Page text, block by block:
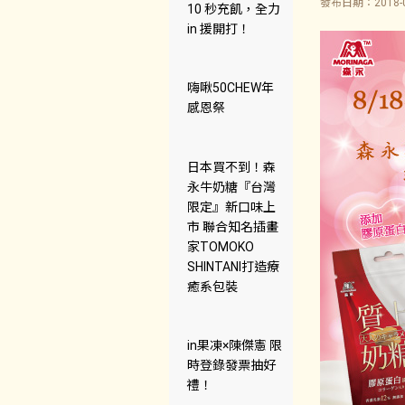
10 秒充飢，全力
in 援開打！
嗨啾50CHEW年
感恩祭
日本買不到！森
永牛奶糖『台灣
限定』新口味上
市 聯合知名插畫
家TOMOKO
SHINTANI打造療
癒系包裝
in果凍×陳傑憲 限
時登錄發票抽好
禮！
發布日期：2018-